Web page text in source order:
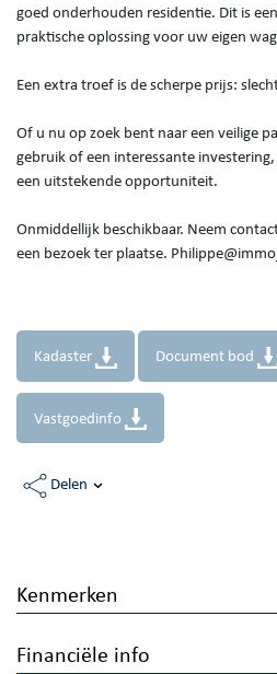
goed onderhouden residentie. Dit is
praktische oplossing voor uw eigen
Een extra troef is de scherpe prijs:
Of u nu op zoek bent naar een veilige
gebruik of een interessante
een uitstekende opportuniteit.
Onmiddellijk beschikbaar. Neem
een bezoek ter plaatse.
Kadaster Document bod
Vastgoedinfo
Delen
Kenmerken
Financiële info